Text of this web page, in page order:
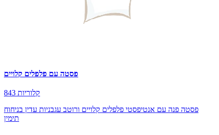
פסטה עם פלפלים קלויים
843 קלוריות
פסטה פנה עם אנטיפסטי פלפלים קלויים ורוטב עגבניות עדין בניחוח
תימין